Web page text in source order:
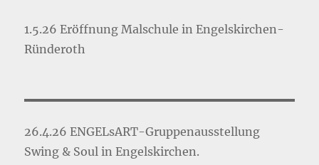
1.5.26 Eröffnung Malschule in Engelskirchen-
Ründeroth
26.4.26 ENGELsART-Gruppenausstellung
Swing & Soul in Engelskirchen.